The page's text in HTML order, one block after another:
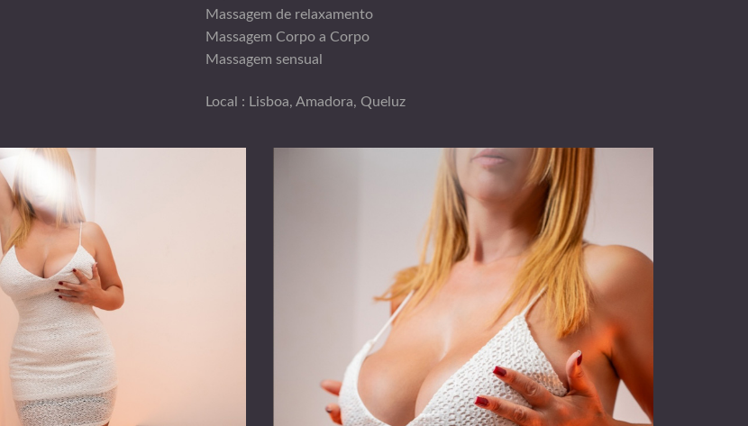
Massagem de relaxamento
Massagem Corpo a Corpo
Massagem sensual
Local : Lisboa, Amadora, Queluz